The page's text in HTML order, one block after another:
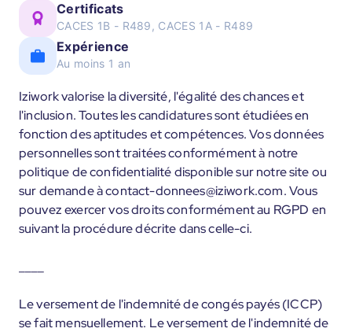
Certificats
CACES 1B - R489, CACES 1A - R489
Expérience
Au moins 1 an
Iziwork valorise la diversité, l'égalité des chances et
l'inclusion. Toutes les candidatures sont étudiées en
fonction des aptitudes et compétences. Vos données
personnelles sont traitées conformément à notre
politique de confidentialité disponible sur notre site ou
sur demande à contact-donnees@iziwork.com. Vous
pouvez exercer vos droits conformément au RGPD en
suivant la procédure décrite dans celle-ci.
Le versement de l'indemnité de congés payés (ICCP)
se fait mensuellement. Le versement de l'indemnité de